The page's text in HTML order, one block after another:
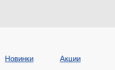
Новинки Акции